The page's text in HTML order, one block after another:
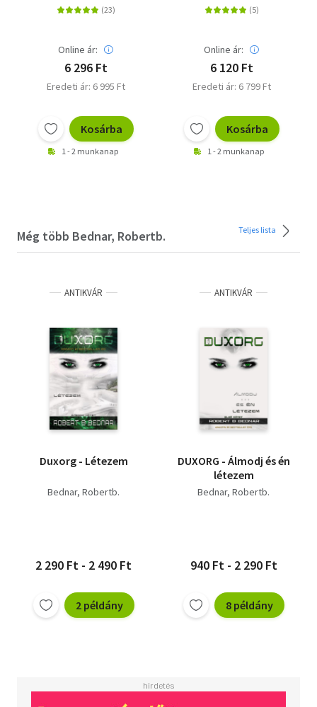
Online ár:
6 296 Ft
Eredeti ár: 6 995 Ft
Kosárba
1 - 2 munkanap
Online ár:
6 120 Ft
Eredeti ár: 6 799 Ft
Kosárba
1 - 2 munkanap
Még több Bednar, Robertb. Teljes lista
ANTIKVÁR
Duxorg - Létezem
Bednar, Robertb.
2 290 Ft - 2 490 Ft
2 példány
ANTIKVÁR
DUXORG - Álmodj és én
létezem
Bednar, Robertb.
940 Ft - 2 290 Ft
8 példány